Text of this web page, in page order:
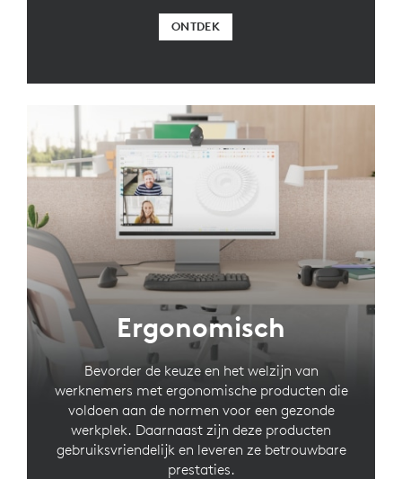
ONTDEK
Ergonomisch
Bevorder de keuze en het welzijn van
werknemers met ergonomische producten die
voldoen aan de normen voor een gezonde
werkplek. Daarnaast zijn deze producten
gebruiksvriendelijk en leveren ze betrouwbare
prestaties.